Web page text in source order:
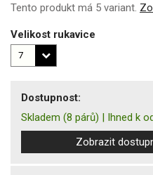
Tento produkt má 5 variant.
Velikost rukavice
Dostupnost:
Skladem (8 párů) | Ihned k
Zobrazit